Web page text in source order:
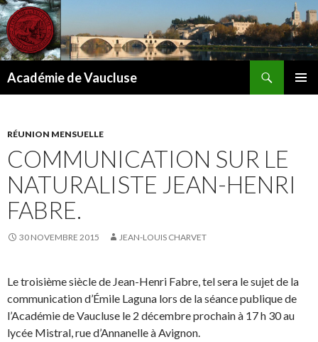
Académie de Vaucluse
RÉUNION MENSUELLE
COMMUNICATION SUR LE
NATURALISTE JEAN-HENRI
FABRE.
30 NOVEMBRE 2015 JEAN-LOUIS CHARVET
Le troisième siècle de Jean-Henri Fabre, tel sera le sujet de la
communication d’Émile Laguna lors de la séance publique de
l’Académie de Vaucluse le 2 décembre prochain à 17 h 30 au
lycée Mistral, rue d’Annanelle à Avignon.